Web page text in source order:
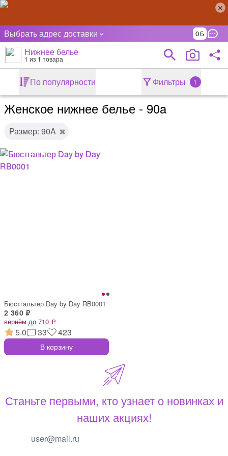
Выбрать адрес доставки 0
Нижнее белье
1 из 1 товара
По популярности Фильтры 1
Женское нижнее белье - 90a
Размер: 90A
Бюстгальтер Day by Day RB0001
2 360 ₽
вернём до 710 ₽
5.0 33 423
В корзину
Станьте первыми, кто узнает о новинках и
наших акциях!